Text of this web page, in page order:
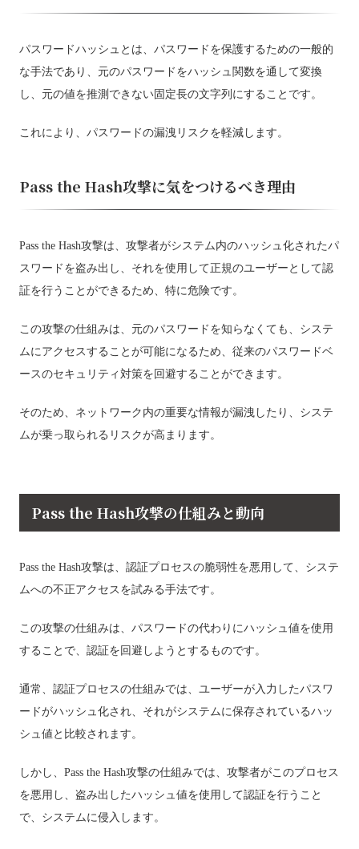
パスワードハッシュとは、パスワードを保護するための一般的
な手法であり、元のパスワードをハッシュ関数を通して変換
し、元の値を推測できない固定長の文字列にすることです。
これにより、パスワードの漏洩リスクを軽減します。
Pass the Hash攻撃に気をつけるべき理由
Pass the Hash攻撃は、攻撃者がシステム内のハッシュ化されたパ
スワードを盗み出し、それを使用して正規のユーザーとして認
証を行うことができるため、特に危険です。
この攻撃の仕組みは、元のパスワードを知らなくても、システ
ムにアクセスすることが可能になるため、従来のパスワードベ
ースのセキュリティ対策を回避することができます。
そのため、ネットワーク内の重要な情報が漏洩したり、システ
ムが乗っ取られるリスクが高まります。
Pass the Hash攻撃の仕組みと動向
Pass the Hash攻撃は、認証プロセスの脆弱性を悪用して、システ
ムへの不正アクセスを試みる手法です。
この攻撃の仕組みは、パスワードの代わりにハッシュ値を使用
することで、認証を回避しようとするものです。
通常、認証プロセスの仕組みでは、ユーザーが入力したパスワ
ードがハッシュ化され、それがシステムに保存されているハッ
シュ値と比較されます。
しかし、Pass the Hash攻撃の仕組みでは、攻撃者がこのプロセス
を悪用し、盗み出したハッシュ値を使用して認証を行うこと
で、システムに侵入します。